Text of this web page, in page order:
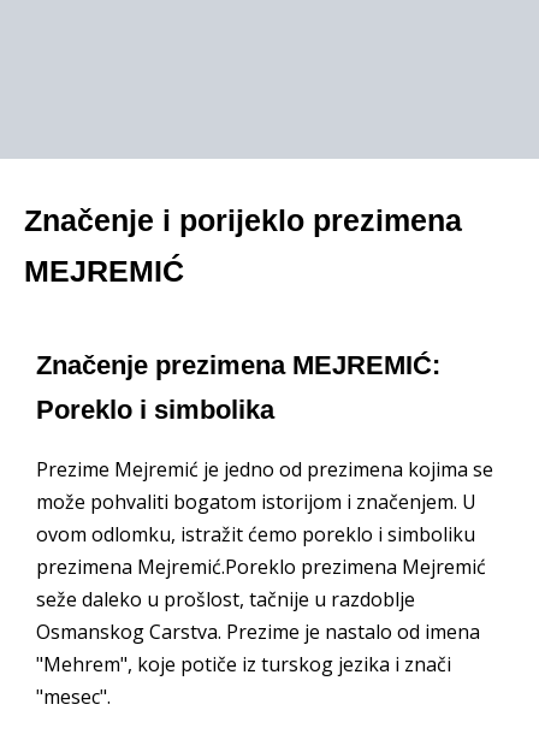
Značenje i porijeklo prezimena
MEJREMIĆ
Značenje prezimena MEJREMIĆ:
Poreklo i simbolika
Prezime Mejremić je jedno od prezimena kojima se
može pohvaliti bogatom istorijom i značenjem. U
ovom odlomku, istražit ćemo poreklo i simboliku
prezimena Mejremić.Poreklo prezimena Mejremić
seže daleko u prošlost, tačnije u razdoblje
Osmanskog Carstva. Prezime je nastalo od imena
"Mehrem", koje potiče iz turskog jezika i znači
"mesec".